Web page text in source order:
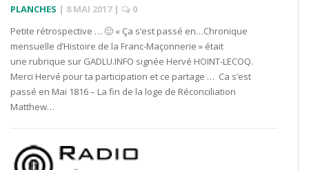
PLANCHES | 8 MAI 2017 |
0
Petite rétrospective … 🙂 « Ça s’est passé en…Chronique
mensuelle d’Histoire de la Franc-Maçonnerie » était
une rubrique sur GADLU.INFO signée Hervé HOINT-LECOQ.
Merci Hervé pour ta participation et ce partage … Ca s’est
passé en Mai 1816 – La fin de la loge de Réconciliation
Matthew…